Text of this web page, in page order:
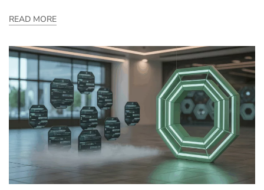
READ MORE